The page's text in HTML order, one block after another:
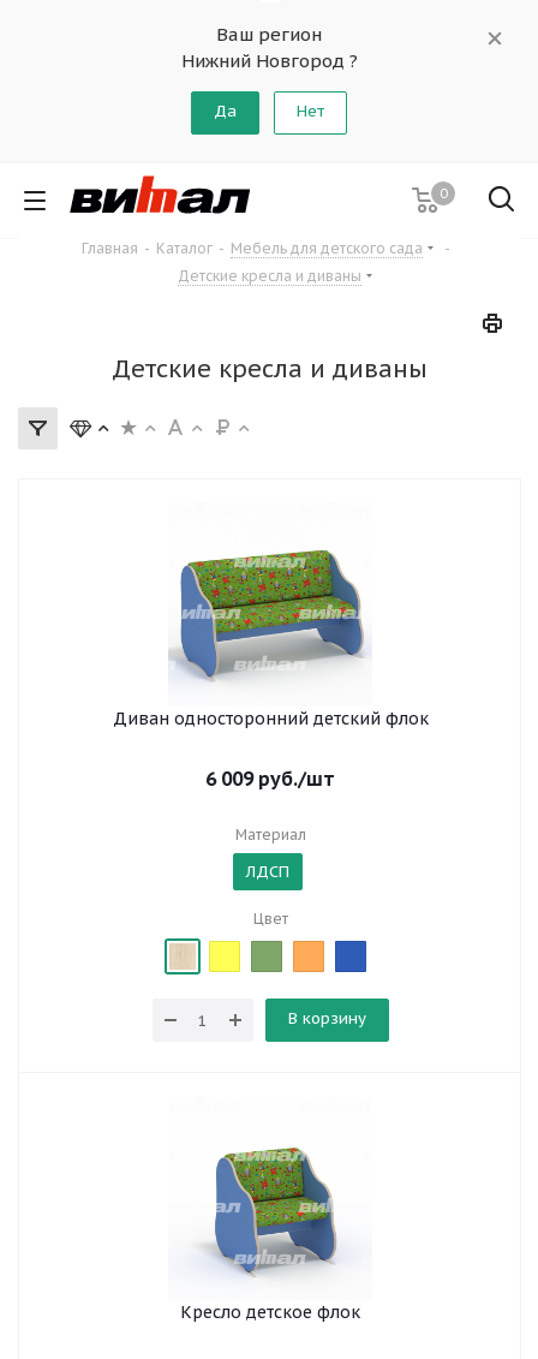
Ваш регион
Нижний Новгород ?
Да Нет
0
Главная - Каталог - Мебель для детского сада
-
Детские кресла и диваны
Детские кресла и диваны
Диван односторонний детский флок
6 009руб./шт
Материал
ЛДСП
Цвет
В корзину
Кресло детское флок